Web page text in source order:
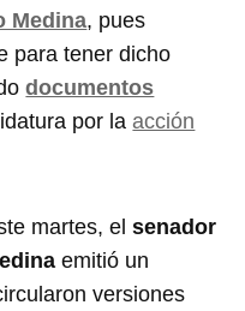
Medina, pues
para tener dicho
documentos
por laacción
martes, elsenador
emitió un
versiones